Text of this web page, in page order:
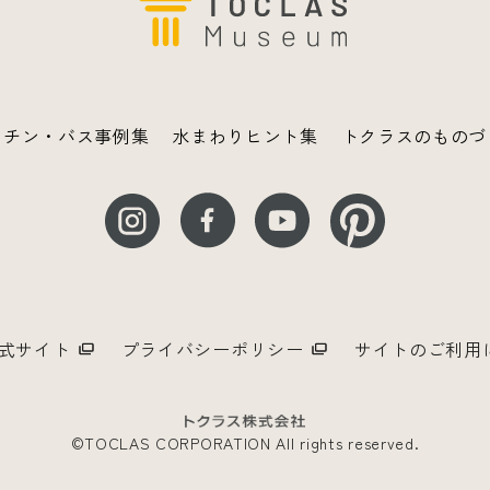
ン・バス事例集 水まわりヒント集 トクラスのものづ
サイト プライバシーポリシー サイトのご利用
©TOCLAS CORPORATION All rights reserved.